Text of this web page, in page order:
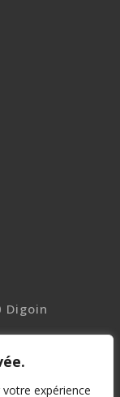
expérience
Digoin